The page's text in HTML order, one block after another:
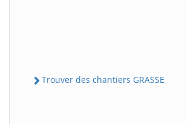
Trouver des chantiers GRASSE